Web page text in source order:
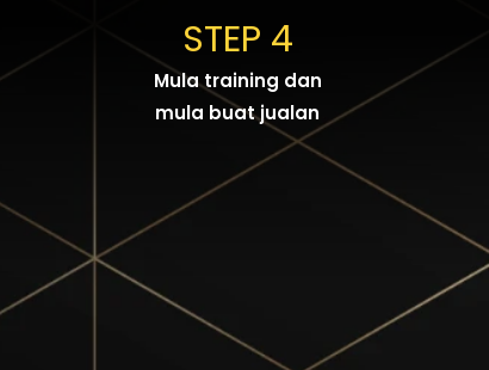
STEP 4
Mula training dan
mula buat jualan